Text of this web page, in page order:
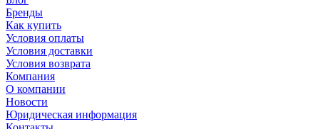
Бренды
Как купить
Условия оплаты
Условия доставки
Условия возврата
Компания
О компании
Новости
Юридическая информация